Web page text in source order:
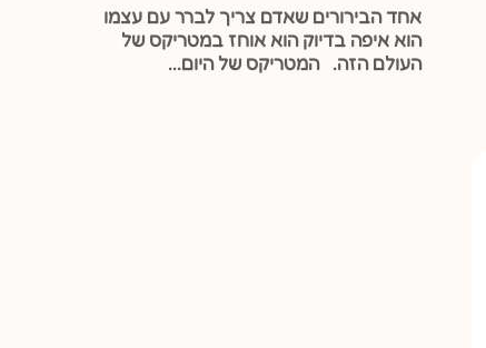
אחד הבירורים שאדם צריך לברר עם עצמו
הוא איפה בדיוק הוא אוחז במטריקס של
העולם הזה. המטריקס של היום...